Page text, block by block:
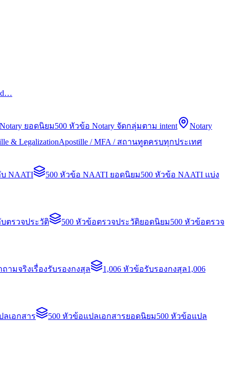
ยอดนิยม500 หัวข้อ Notary จัดกลุ่มตาม intent
Notary
& LegalizationApostille / MFA / สถานทูตครบทุกประเทศ
NAATI 500 หัวข้อ NAATI ยอดนิยม500 หัวข้อ NAATI แบ่ง
บตรวจประวัติ 500 หัวข้อตรวจประวัติยอดนิยม500 หัวข้อตรวจ
ถามจริงเรื่องรับรองกงสุล 1,006 หัวข้อรับรองกงสุล1,006
ลเอกสาร 500 หัวข้อแปลเอกสารยอดนิยม500 หัวข้อแปล